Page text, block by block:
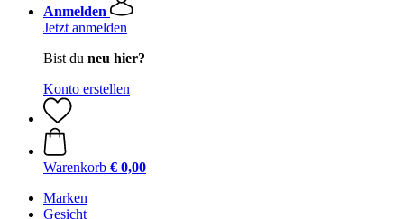
Anmelden
Jetzt anmelden
Bist du neu hier?
Konto erstellen
Warenkorb € 0,00
Marken
Gesicht